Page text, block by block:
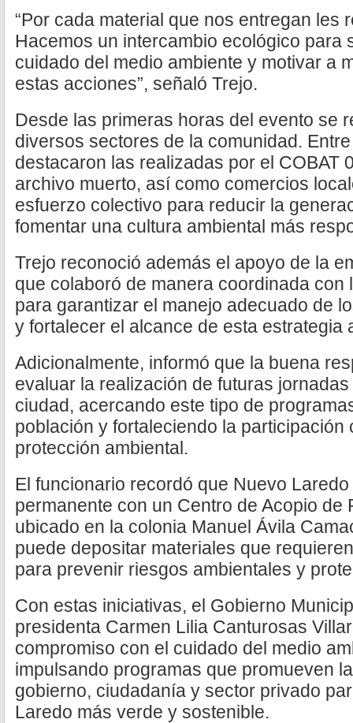
“Por cada material que nos entregan les
Hacemos un intercambio ecológico para
cuidado del medio ambiente y motivar a
estas acciones”, señaló Trejo.
Desde las primeras horas del evento se
diversos sectores de la comunidad.
destacaron las realizadas por el COBAT
archivo muerto, así como comercios
esfuerzo colectivo para reducir la
fomentar una cultura ambiental más
Trejo reconoció además el apoyo de la
que colaboró de manera coordinada con
para garantizar el manejo adecuado de
y fortalecer el alcance de esta estrategia
Adicionalmente, informó que la buena
evaluar la realización de futuras
ciudad, acercando este tipo de
población y fortaleciendo la
protección ambiental.
El funcionario recordó que Nuevo
permanente con un Centro de Acopio de
ubicado en la colonia Manuel Ávila
puede depositar materiales que
para prevenir riesgos ambientales y
Con estas iniciativas, el Gobierno
presidenta Carmen Lilia Canturosas
compromiso con el cuidado del medio
impulsando programas que promueven
gobierno, ciudadanía y sector privado
Laredo más verde y sostenible.